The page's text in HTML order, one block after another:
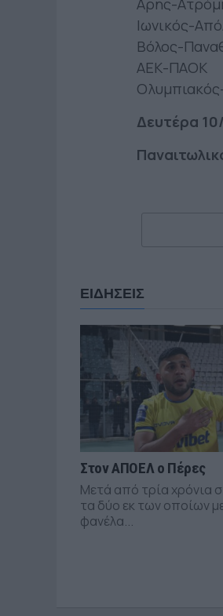
Ιωνικός-
Βόλος-
ΑΕΚ-ΠΑΟΚ
Δευτέρα
ΕΙΔΗΣΕΙΣ
Στον ΑΠΟΕΛ ο Πέρες
Μετά από τρία χρόνια
τα δύο εκ των οποίων
φανέλα...